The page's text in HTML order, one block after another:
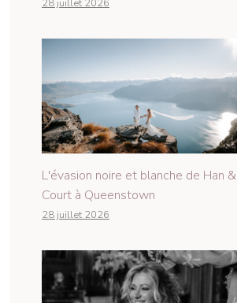
L'évasion noire et blanche de Han &
Court à Queenstown
28 juillet 2026